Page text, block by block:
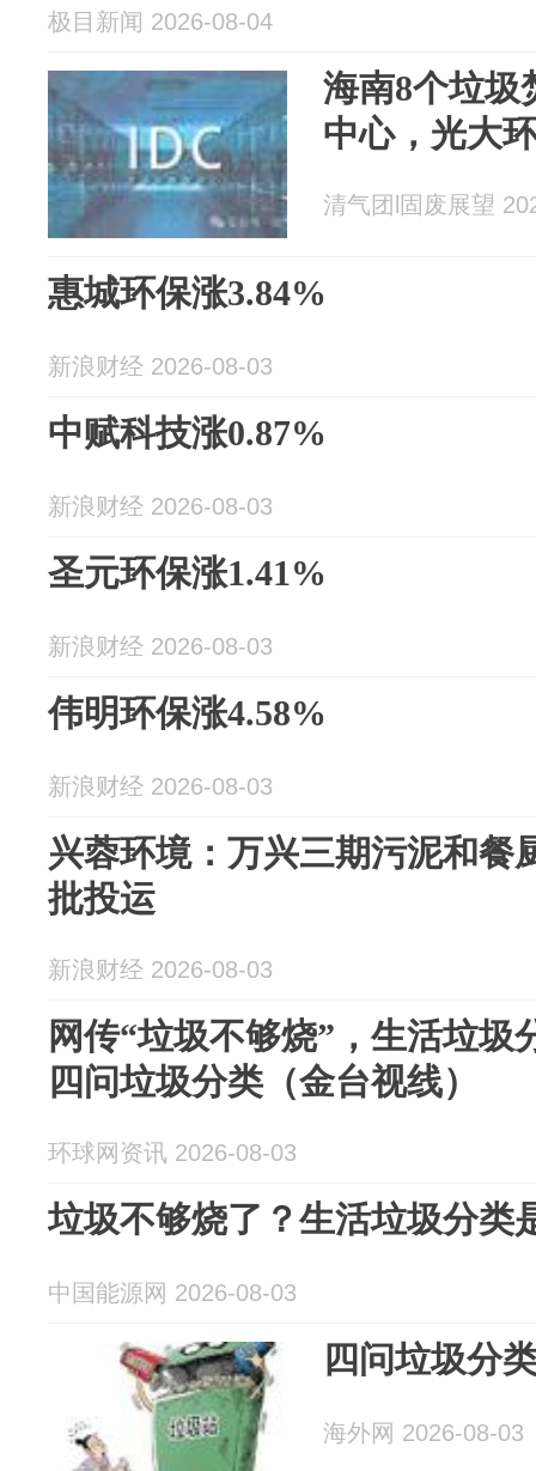
极目新闻 2026-08-04
海南8个垃圾
中心，光大
清气团l固废展望
惠城环保涨3.84%
新浪财经 2026-08-03
中赋科技涨0.87%
新浪财经 2026-08-03
圣元环保涨1.41%
新浪财经 2026-08-03
伟明环保涨4.58%
新浪财经 2026-08-03
兴蓉环境：万兴三期污泥和餐
批投运
新浪财经 2026-08-03
网传“垃圾不够烧”，生活垃
四问垃圾分类（金台视线）
环球网资讯 2026-08-03
垃圾不够烧了？生活垃圾分类
中国能源网 2026-08-03
四问垃圾分
海外网 2026-08-03